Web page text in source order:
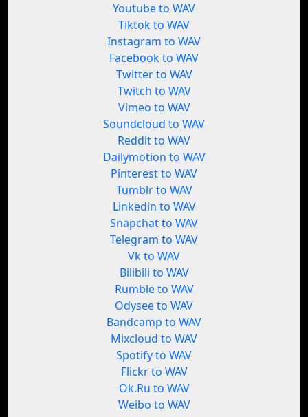
Youtube to WAV
Tiktok to WAV
Instagram to WAV
Facebook to WAV
Twitter to WAV
Twitch to WAV
Vimeo to WAV
Soundcloud to WAV
Reddit to WAV
Dailymotion to WAV
Pinterest to WAV
Tumblr to WAV
Linkedin to WAV
Snapchat to WAV
Telegram to WAV
Vk to WAV
Bilibili to WAV
Rumble to WAV
Odysee to WAV
Bandcamp to WAV
Mixcloud to WAV
Spotify to WAV
Flickr to WAV
Ok.Ru to WAV
Weibo to WAV